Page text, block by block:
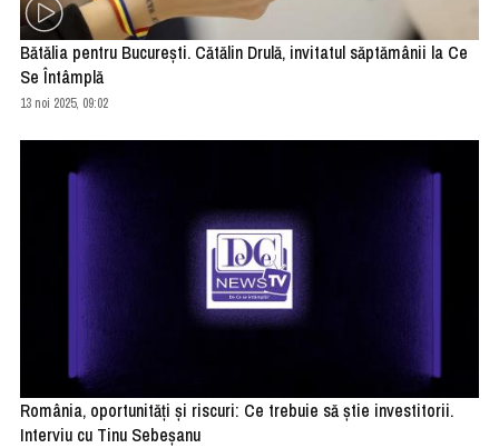
Bătălia pentru București. Cătălin Drulă, invitatul săptămânii la Ce
Se Întâmplă
13 noi 2025, 09:02
România, oportunități și riscuri: Ce trebuie să știe investitorii.
Interviu cu Tinu Sebeșanu